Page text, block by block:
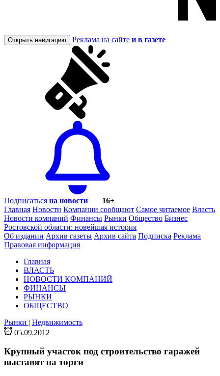
Открыть навигацию Реклама на сайте и в газете
Подписаться на новости
16+
Главная Новости Компании сообщают Самое читаемое Власть
Новости компаний Финансы Рынки Общество Бизнес
Ростовской области: новейшая история
Об издании Архив газеты Архив сайта Подписка Реклама
Правовая информация
Главная
ВЛАСТЬ
НОВОСТИ КОМПАНИЙ
ФИНАНСЫ
РЫНКИ
ОБЩЕСТВО
Рынки | Недвижимость
05.09.2012
Крупный участок под строительство гаражей
выставят на торги